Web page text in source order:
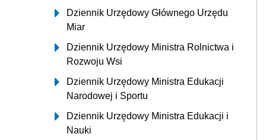
Dziennik Urzędowy Głównego Urzędu
Miar
Dziennik Urzędowy Ministra Rolnictwa i
Rozwoju Wsi
Dziennik Urzędowy Ministra Edukacji
Narodowej i Sportu
Dziennik Urzędowy Ministra Edukacji i
Nauki